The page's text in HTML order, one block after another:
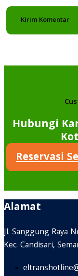
Hubungi
Reservasi
Alamat
Jl. Sanggung Raya
Kec. Candisari,